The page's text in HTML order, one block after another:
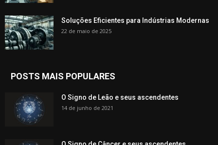
Soluções Eficientes para Indústrias Modernas
22 de maio de 2025
POSTS MAIS POPULARES
O Signo de Leão e seus ascendentes
14 de junho de 2021